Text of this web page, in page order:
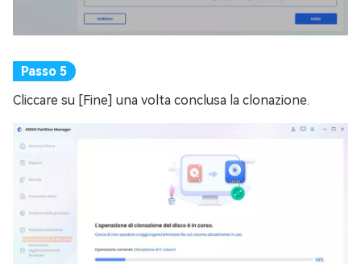
Cliccare su [Fine] una volta conclusa la clonazione.